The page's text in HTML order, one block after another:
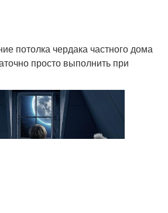
потолка чердака частного дома
просто выполнить при